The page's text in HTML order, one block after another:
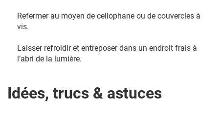
Refermer au moyen de cellophane ou de couvercles à
vis.
Laisser refroidir et entreposer dans un endroit frais à
l’abri de la lumière.
Idées, trucs & astuces